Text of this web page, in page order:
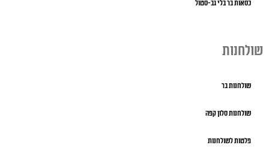
כסאות בר בלי גב-סטול
שולחנות
שולחנות בר
שולחנות סלון קפה
פלטות לשולחנות